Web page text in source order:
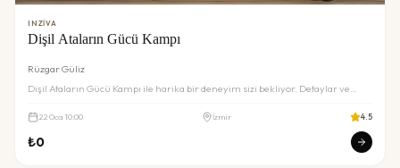
INZIVA
Dişil Ataların Gücü Kampı
Rüzgar Güliz
Dişil Ataların Gücü Kampı ile harika bir deneyim sizi bekliyor. Detaylar ve
22Oca 10:00 İzmir 4.5
₺0